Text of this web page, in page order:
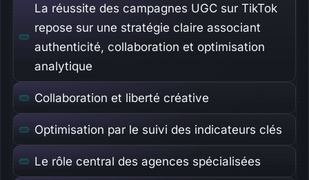
La réussite des campagnes UGC sur TikTok
repose sur une stratégie claire associant
authenticité, collaboration et optimisation
analytique
Collaboration et liberté créative
Optimisation par le suivi des indicateurs clés
Le rôle central des agences spécialisées